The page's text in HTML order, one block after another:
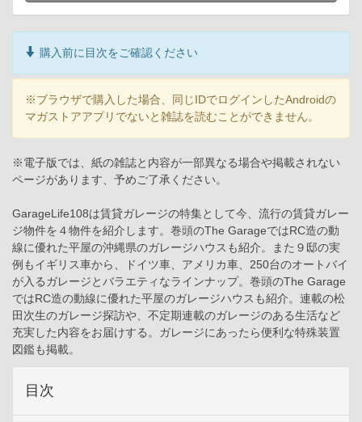
購入前に目次をご確認ください
※ブラウザで購入した場合、同じIDでログインしたAndroidの
マガストアアプリでないと雑誌を読むことができません。
※電子版では、紙の雑誌と内容が一部異なる場合や掲載されない
ページがあります、予めご了承ください。
GarageLife108は賃貸ガレージの特集として今、流行の賃貸ガレー
ジ物件を４物件を紹介します。巻頭のThe GarageではRC造の動
線に優れた平屋の沖縄県のガレージハウスも紹介。また９邸の実
例もイギリス車から、ドイツ車、アメリカ車、250台のオートバイ
が入るガレージとバラエティなラインナップ。巻頭のThe Garage
ではRC造の動線に優れた平屋のガレージハウスも紹介。連載の松
田次生のガレージ探訪や、不定期連載のガレージのある生活など
充実した内容をお届けする。ガレージにあったら便利な特殊装置
図鑑も掲載。
目次